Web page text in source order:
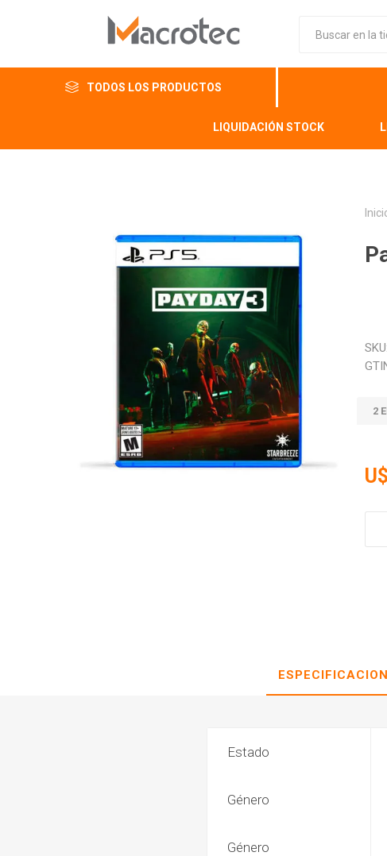
TODOS LOS PRODUCTOS
LIQUIDACIÓN STOCK
SKU:
2
Estado
Género
Género